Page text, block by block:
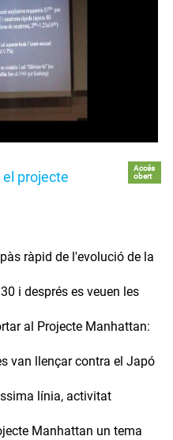
projecte
Accés
obert
ràpid de l'evolució de la
i després es veuen les
al Projecte Manhattan:
van llençar contra el Japó
línia, activitat
Manhattan un tema